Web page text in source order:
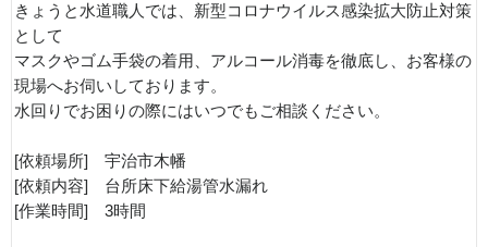
きょうと水道職人では、新型コロナウイルス感染拡大防止対策
として
マスクやゴム手袋の着用、アルコール消毒を徹底し、お客様の
現場へお伺いしております。
水回りでお困りの際にはいつでもご相談ください。
[依頼場所] 宇治市木幡
[依頼内容] 台所床下給湯管水漏れ
[作業時間] 3時間